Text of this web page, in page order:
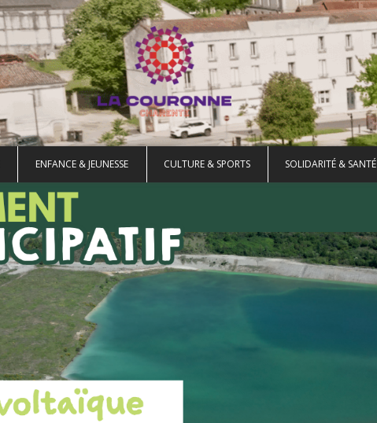
ENFANCE & JEUNESSE CULTURE & SPORTS SOLIDARITÉ & SANTÉ